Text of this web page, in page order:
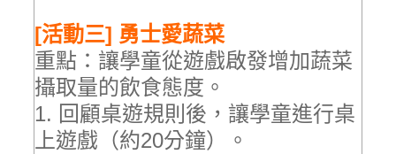
[活動三] 勇士愛蔬菜
重點：讓學童從遊戲啟發增加蔬菜
攝取量的飲食態度。
1. 回顧桌遊規則後，讓學童進行桌
上遊戲（約20分鐘）。